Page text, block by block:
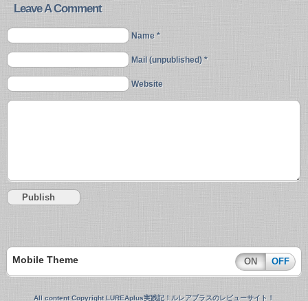
Leave A Comment
Name *
Mail (unpublished) *
Website
Mobile Theme ON OFF
All content Copyright LUREAplus実践記！ルレアプラスのレビューサイト！